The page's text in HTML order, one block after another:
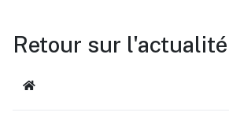
Retour sur l'actualité
Accueil